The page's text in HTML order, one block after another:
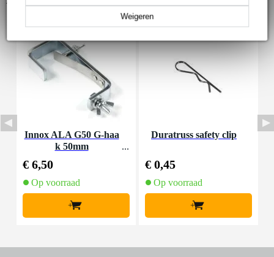
Weigeren
Innox ALA G50 G-haa
k 50mm
€ 6,50
Op voorraad
+
Duratruss safety clip
€ 0,45
Op voorraad
+